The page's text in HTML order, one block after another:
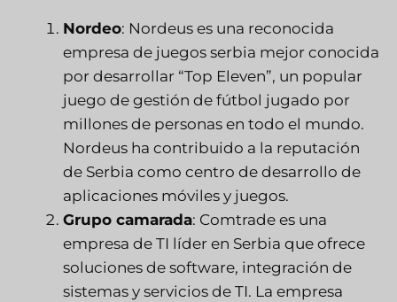
Nordeo: Nordeus es una reconocida
empresa de juegos serbia mejor conocida
por desarrollar “Top Eleven”, un popular
juego de gestión de fútbol jugado por
millones de personas en todo el mundo.
Nordeus ha contribuido a la reputación
de Serbia como centro de desarrollo de
aplicaciones móviles y juegos.
Grupo camarada: Comtrade es una
empresa de TI líder en Serbia que ofrece
soluciones de software, integración de
sistemas y servicios de TI. La empresa